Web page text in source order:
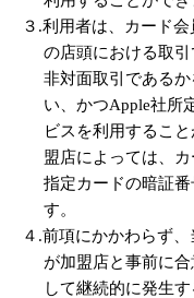
３.利用者は、カード
の店頭における取
非対面取引である
い、かつApple社所
ビスを利用するこ
盟店によっては、
指定カードの暗証
す。
４.前項にかかわらず
が加盟店と事前に
して継続的に発生